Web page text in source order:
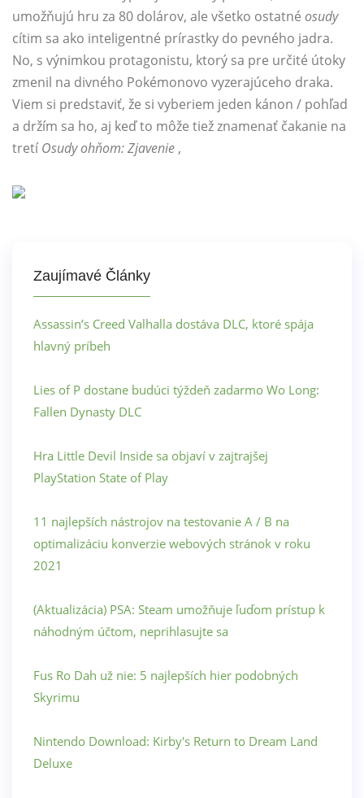
umožňujú hru za 80 dolárov, ale všetko ostatné osudy
cítim sa ako inteligentné prírastky do pevného jadra.
No, s výnimkou protagonistu, ktorý sa pre určité útoky
zmenil na divného Pokémonovo vyzerajúceho draka.
Viem si predstaviť, že si vyberiem jeden kánon / pohľad
a držím sa ho, aj keď to môže tiež znamenať čakanie na
tretíOsudy ohňom: Zjavenie ,
Zaujímavé Články
Assassin’s Creed Valhalla dostáva DLC, ktoré spája
hlavný príbeh
Lies of P dostane budúci týždeň zadarmo Wo Long:
Fallen Dynasty DLC
Hra Little Devil Inside sa objaví v zajtrajšej
PlayStation State of Play
11 najlepších nástrojov na testovanie A / B na
optimalizáciu konverzie webových stránok v roku
2021
(Aktualizácia) PSA: Steam umožňuje ľuďom prístup k
náhodným účtom, neprihlasujte sa
Fus Ro Dah už nie: 5 najlepších hier podobných
Skyrimu
Nintendo Download: Kirby's Return to Dream Land
Deluxe